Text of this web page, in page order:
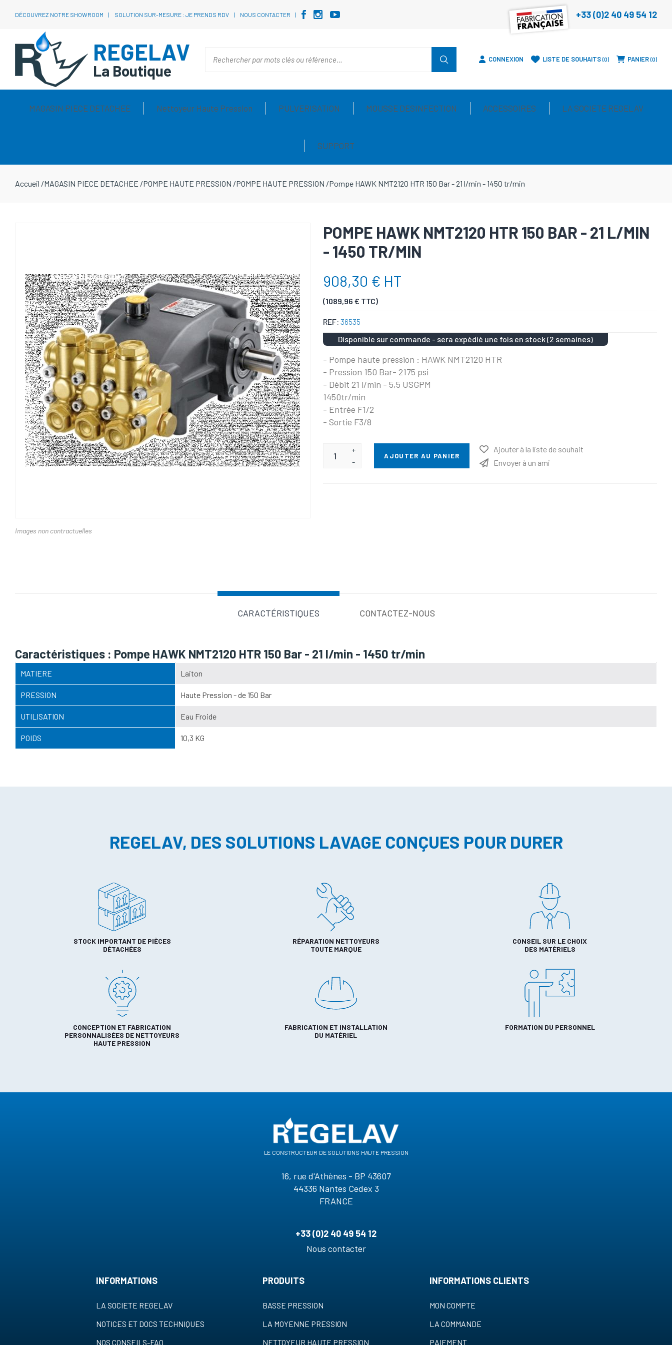
DÉCOUVREZ NOTRE SHOWROOM SOLUTION SUR-MESURE : JE PRENDS RDV NOUS CONTACTER +33 (0)2 40 49 54 12
REGELAV
La Boutique
CONNEXION LISTE DE SOUHAITS 0 PANIER 0
MAGASIN PIECE DETACHEE Nettoyeur Haute Pression PULVERISATION MOUSSE DESINFECTION ACCESSOIRES LA SOCIETE REGELAV
SUPPORT
Accueil /MAGASIN PIECE DETACHEE /POMPE HAUTE PRESSION /POMPE HAUTE PRESSION /Pompe HAWK NMT2120 HTR 150 Bar - 21 l/min - 1450 tr/min
Images non contractuelles
POMPE HAWK NMT2120 HTR 150 BAR - 21 L/MIN
- 1450 TR/MIN
908,30 € HT
(1089,96 € TTC)
REF: 36535
Disponible sur commande - sera expédié une fois en stock (2 semaines)
- Pompe haute pression : HAWK NMT2120 HTR
- Pression 150 Bar- 2175 psi
- Débit 21 l/min - 5,5 USGPM
1450tr/min
- Entrée F1/2
- Sortie F3/8
+
-
AJOUTER AU PANIER
Ajouter à la liste de souhait
Envoyer à un ami
CARACTÉRISTIQUES CONTACTEZ-NOUS
Caractéristiques : Pompe HAWK NMT2120 HTR 150 Bar - 21 l/min - 1450 tr/min
MATIERE Laiton
PRESSION Haute Pression - de 150 Bar
UTILISATION Eau Froide
POIDS 10,3 KG
REGELAV, DES SOLUTIONS LAVAGE CONÇUES POUR DURER
STOCK IMPORTANT DE PIÈCES
DÉTACHÉES
RÉPARATION NETTOYEURS
TOUTE MARQUE
CONSEIL SUR LE CHOIX
DES MATÉRIELS
CONCEPTION ET FABRICATION
PERSONNALISÉES DE NETTOYEURS
HAUTE PRESSION
FABRICATION ET INSTALLATION
DU MATÉRIEL
FORMATION DU PERSONNEL
le constructeur de solutions haute pression
16, rue d'Athènes - BP 43607
44336 Nantes Cedex 3
FRANCE
+33 (0)2 40 49 54 12
Nous contacter
INFORMATIONS
LA SOCIETE REGELAV
NOTICES ET DOCS TECHNIQUES
NOS CONSEILS-FAQ
PRODUITS
BASSE PRESSION
LA MOYENNE PRESSION
NETTOYEUR HAUTE PRESSION
INFORMATIONS CLIENTS
MON COMPTE
LA COMMANDE
PAIEMENT